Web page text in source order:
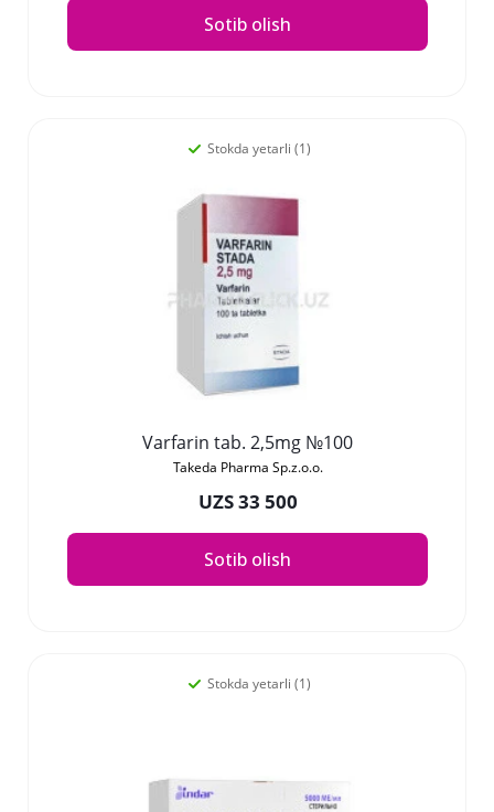
Sotib olish
Stokda yetarli (1)
Varfarin tab. 2,5mg №100
Takeda Pharma Sp.z.o.o.
UZS 33 500
Sotib olish
Stokda yetarli (1)